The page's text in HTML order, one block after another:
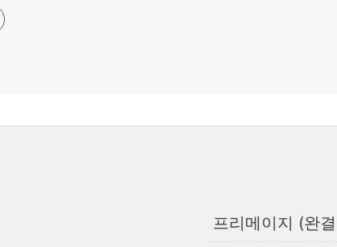
프리메이지 (완